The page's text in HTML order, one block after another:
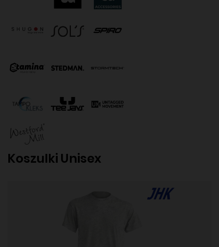
Koszulki Unisex